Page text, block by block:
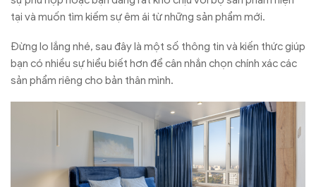
tại và muốn tìm kiếm sự êm ái từ những sản phẩm mới.
Đừng lo lắng nhé, sau đây là một số thông tin và kiến thức giúp
bạn có nhiều sự hiểu biết hơn để cân nhắn chọn chính xác các
sản phẩm riêng cho bản thân mình.